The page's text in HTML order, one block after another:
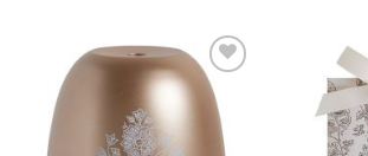
Add to
wishlist